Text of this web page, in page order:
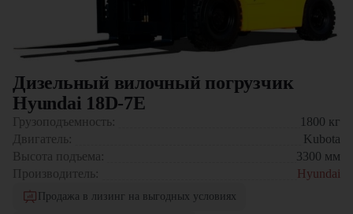
Дизельный вилочный погрузчик
Hyundai 18D-7E
Грузоподъемность: 1800 кг
Двигатель:
Kubota
Высота подъема:
3300 мм
Производитель:
Hyundai
Продажа в лизинг на выгодных условиях